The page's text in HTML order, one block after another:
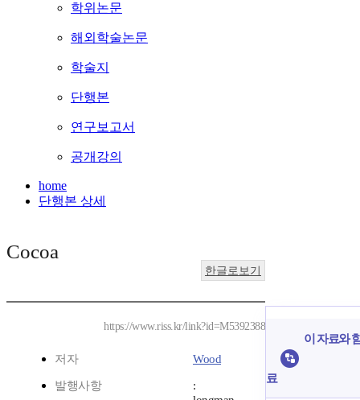
학위논문
해외학술논문
학술지
단행본
연구보고서
공개강의
home
단행본 상세
Cocoa
한글로보기
https://www.riss.kr/link?id=M5392388
저자 Wood
발행사항
:
이 자료와
료